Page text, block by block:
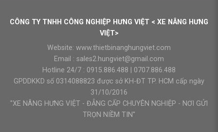
CÔNG TY TNHH CÔNG NGHIỆP HƯNG VIỆT < XE NÂNG HƯNG
VIỆT>
Website: www.thietbinanghungviet.com
Email : sales2.hungviet@gmail.com
Hotline 24/7 : 0915.886.488
0707.886.488
GPDDKKD số 0314088823 được sở KH-ĐT TP. HCM cấp ngày
31/10/2016
"XE NÂNG HƯNG VIỆT - ĐẲNG CẤP CHUYÊN NGHIỆP - NƠI GỬI
TRỌN NIỀM TIN"